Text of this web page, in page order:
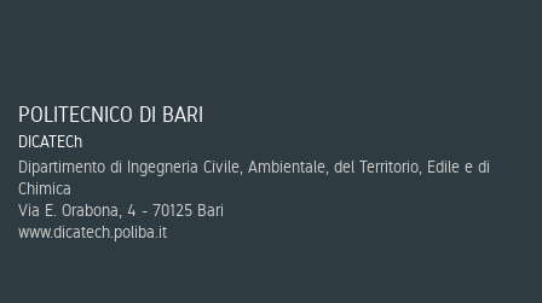
POLITECNICO DI BARI
DICATECh
Dipartimento di Ingegneria Civile, Ambientale, del Territorio, Edile e di
Chimica
Via E. Orabona, 4 - 70125 Bari
www.dicatech.poliba.it